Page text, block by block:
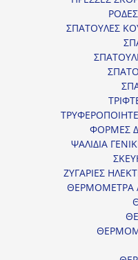
ΣΠΑΤΟΥΛΕΣ
ΦΟΡΜΕΣ
ΨΑΛΙΔΙΑ
ΖΥΓΑΡΙΕΣ
ΘΕΡΜΟΜΕΤΡΑ